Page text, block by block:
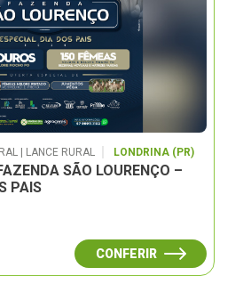
| LANCE RURAL LONDRINA (PR)
SÃO LOURENÇO –
PAIS
CONFERIR